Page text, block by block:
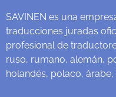
SAVINEN es una
traducciones juradas
profesional de
ruso, rumano, alemán,
holandés, polaco,